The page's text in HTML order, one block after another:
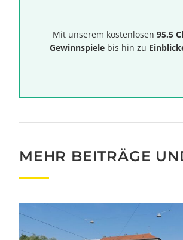
Mit unserem kostenlosen 95.5
Gewinnspiele bis hin zu
MEHR BEITRÄGE